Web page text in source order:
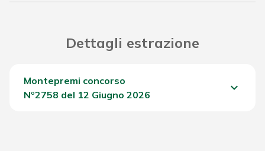
Dettagli estrazione
Montepremi concorso
Nº2758 del 12 Giugno 2026
keyboard_arrow_down